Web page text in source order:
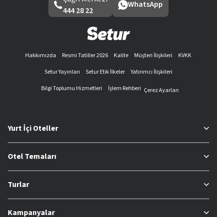
444 28 22
WhatsApp
Hakkımızda Resmi Tatiller 2026 Kalite Müşteri İlişkileri
KVKK
Setur Yayınları
Setur Etik İlkeler
Yatırımcı İlişkileri
Bilgi Toplumu Hizmetleri
İşlem Rehberi Çerez Ayarları
Yurt İçi Oteller
Otel Temaları
Turlar
Kampanyalar